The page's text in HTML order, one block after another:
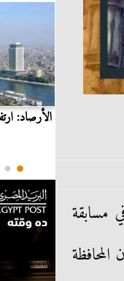
مسابقة
مراكز ومدن المحافظة
الأرصاد: